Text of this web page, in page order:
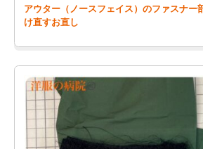
アウター（ノースフェイス）のファスナー
け直すお直し